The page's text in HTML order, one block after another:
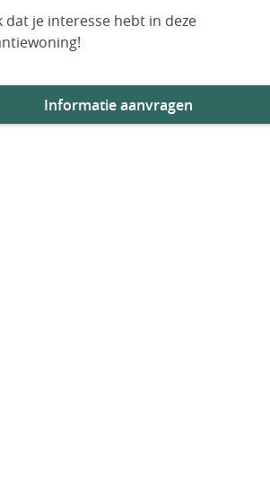
dat je interesse hebt in deze
Informatie aanvragen